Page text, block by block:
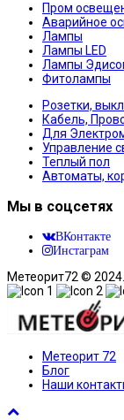
Пром
Аварийное
Лампы
Лампы LED
Лампы
Фитолампы
Розетки,
Кабель,
Для
Управление
Теплый пол
Автоматы,
Мы в соцсетях
ВКонтакте
Инстаграм
Метеорит72 ©
Метеорит 72
Блог
Наши